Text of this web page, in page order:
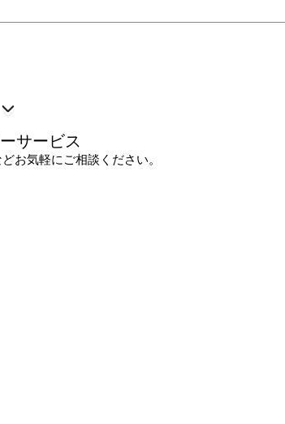
サービス
お気軽にご相談ください。